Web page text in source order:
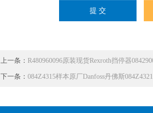
上一条： R480960096原装现货Rexroth挡停器
下一条： 084Z4315样本原厂Danfoss丹佛斯